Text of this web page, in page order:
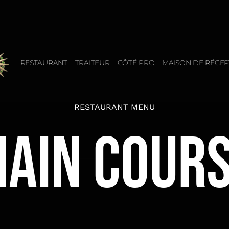
RESTAURANT TRAITEUR CÔTÉ PRO MAISON DE
RESTAURANT MENU